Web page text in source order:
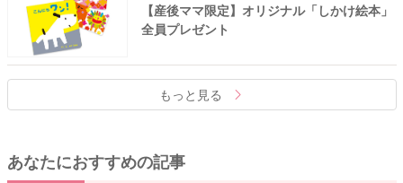
【産後ママ限定】オリジナル「しかけ絵本」
全員プレゼント
もっと見る
あなたにおすすめの記事